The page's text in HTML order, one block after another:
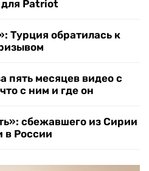
для Patriot
Турция обратилась к
пять месяцев видео с
с ним и где он
сбежавшего из Сирии
в России